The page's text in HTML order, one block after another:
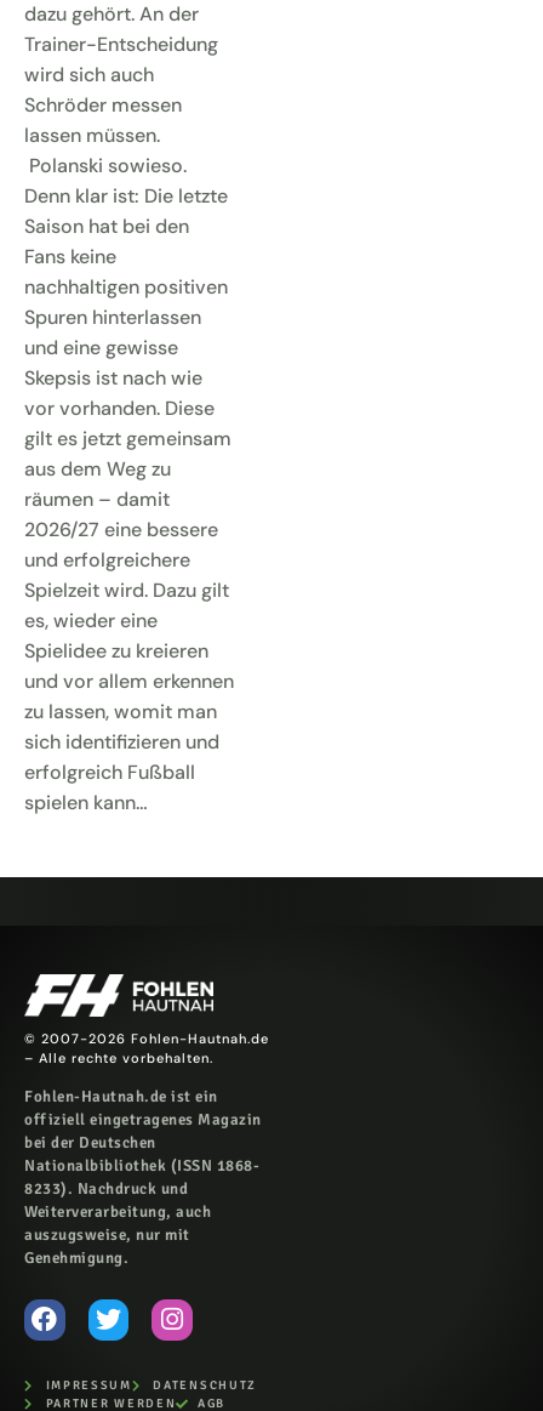
dazu gehört. An der
Trainer-Entscheidung
wird sich auch
Schröder messen
lassen müssen.
Polanski sowieso.
Denn klar ist: Die letzte
Saison hat bei den
Fans keine
nachhaltigen positiven
Spuren hinterlassen
und eine gewisse
Skepsis ist nach wie
vor vorhanden. Diese
gilt es jetzt gemeinsam
aus dem Weg zu
räumen – damit
2026/27 eine bessere
und erfolgreichere
Spielzeit wird. Dazu gilt
es, wieder eine
Spielidee zu kreieren
und vor allem erkennen
zu lassen, womit man
sich identifizieren und
erfolgreich Fußball
spielen kann…
© 2007-2026 Fohlen-Hautnah.de
– Alle rechte vorbehalten.
Fohlen-Hautnah.de ist ein
offiziell eingetragenes Magazin
bei der Deutschen
Nationalbibliothek (ISSN 1868-
8233). Nachdruck und
Weiterverarbeitung, auch
auszugsweise, nur mit
Genehmigung.
IMPRESSUM
DATENSCHUTZ
PARTNER WERDEN
AGB